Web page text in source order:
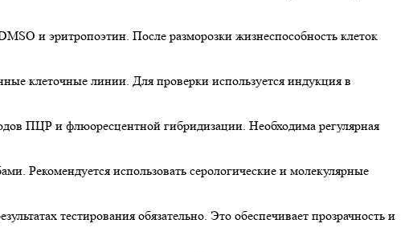
и эритропоэтин. После разморозки жизнеспособность клеток
клеточные линии. Для проверки используется индукция в
ПЦР и флюоресцентной гибридизации. Необходима регулярная
Рекомендуется использовать серологические и молекулярные
тестирования обязательно. Это обеспечивает прозрачность и